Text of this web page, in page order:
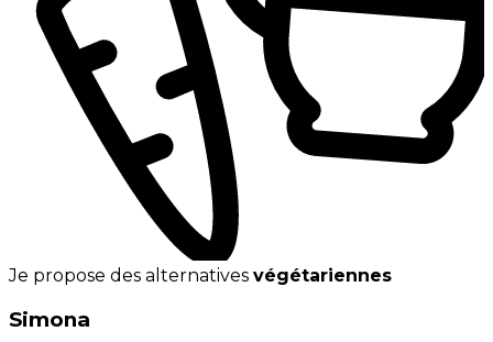
Je propose des alternatives végétariennes
Simona